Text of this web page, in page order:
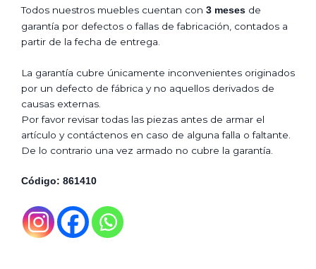
Todos nuestros muebles cuentan con 3 meses de
garantía por defectos o fallas de fabricación, contados a
partir de la fecha de entrega.
La garantía cubre únicamente inconvenientes originados
por un defecto de fábrica y no aquellos derivados de
causas externas.
Por favor revisar todas las piezas antes de armar el
artículo y contáctenos en caso de alguna falla o faltante.
De lo contrario una vez armado no cubre la garantía.
Código: 861410